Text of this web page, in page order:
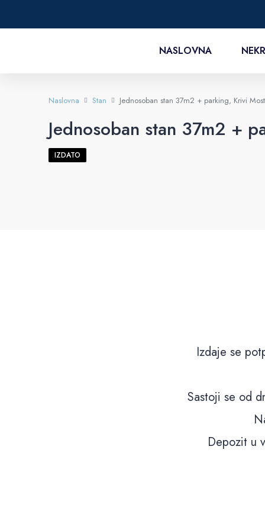
NASLOVNA
Naslovna Stan Jednosoban stan 37m2 + parking, Krivi
Jednosoban stan 37m2 +
IZDATO
Izdaje se
Sastoji se od
Depozit u